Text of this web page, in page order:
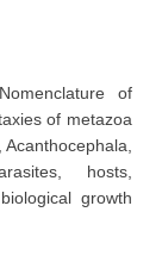
of
of metazoa
hosts,
growth